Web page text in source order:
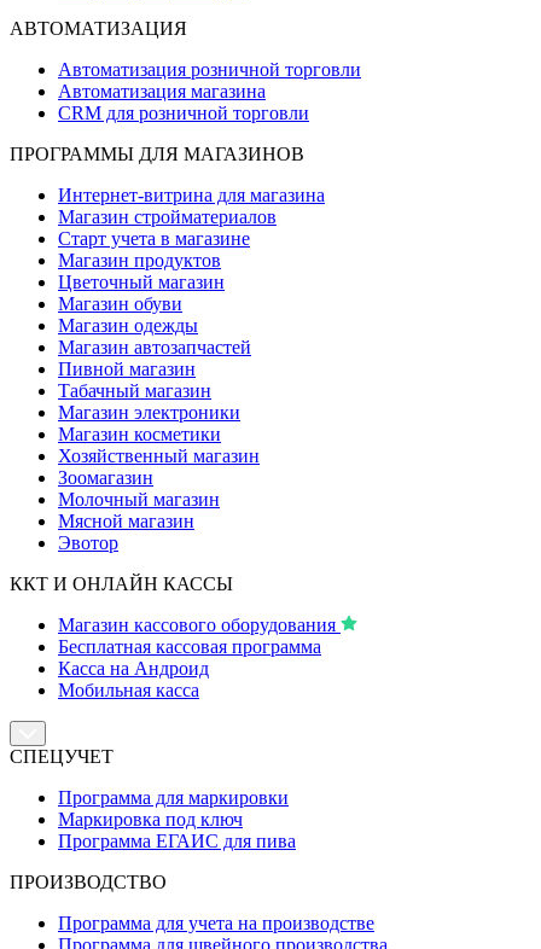
АВТОМАТИЗАЦИЯ
Автоматизация розничной торговли
Автоматизация магазина
CRM для розничной торговли
ПРОГРАММЫ ДЛЯ МАГАЗИНОВ
Интернет-витрина для магазина
Магазин стройматериалов
Старт учета в магазине
Магазин продуктов
Цветочный магазин
Магазин обуви
Магазин одежды
Магазин автозапчастей
Пивной магазин
Табачный магазин
Магазин электроники
Магазин косметики
Хозяйственный магазин
Зоомагазин
Молочный магазин
Мясной магазин
Эвотор
ККТ И ОНЛАЙН КАССЫ
Магазин кассового оборудования
Бесплатная кассовая программа
Касса на Андроид
Мобильная касса
СПЕЦУЧЕТ
Программа для маркировки
Маркировка под ключ
Программа ЕГАИС для пива
ПРОИЗВОДСТВО
Программа для учета на производстве